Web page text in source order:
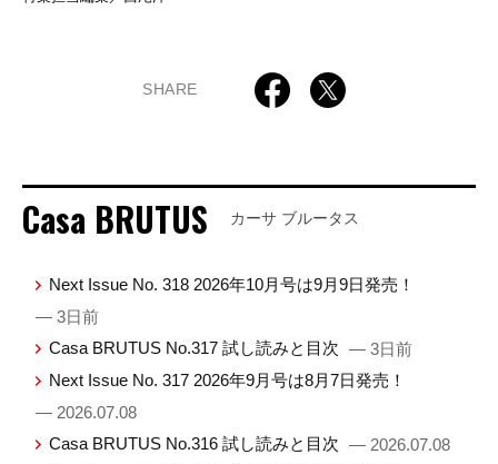
SHARE
Casa BRUTUS カーサ ブルータス
Next Issue No. 318 2026年10月号は9月9日発売！
— 3日前
Casa BRUTUS No.317 試し読みと目次 — 3日前
Next Issue No. 317 2026年9月号は8月7日発売！
— 2026.07.08
Casa BRUTUS No.316 試し読みと目次 — 2026.07.08